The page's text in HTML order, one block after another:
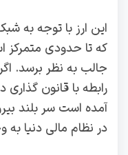
این ارز با توجه
که تا حدودی متمرکز
جالب به نظر برسد.
رابطه با قانون
آمده است سر بلند
در نظام مالی دنیا